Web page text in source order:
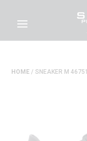
HOME/ SNEAKER M 46751